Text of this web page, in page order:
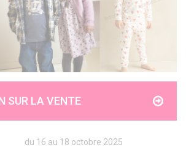
SUR LA VENTE
du 16 au 18 octobre 2025